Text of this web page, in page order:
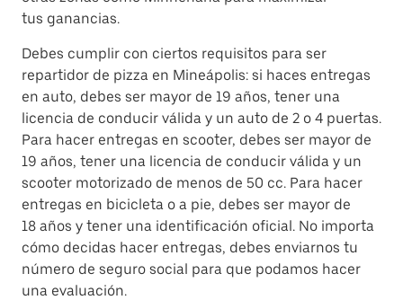
tus ganancias.
Debes cumplir con ciertos requisitos para ser
repartidor de pizza en Mineápolis: si haces entregas
en auto, debes ser mayor de 19 años, tener una
licencia de conducir válida y un auto de 2 o 4 puertas.
Para hacer entregas en scooter, debes ser mayor de
19 años, tener una licencia de conducir válida y un
scooter motorizado de menos de 50 cc. Para hacer
entregas en bicicleta o a pie, debes ser mayor de
18 años y tener una identificación oficial. No importa
cómo decidas hacer entregas, debes enviarnos tu
número de seguro social para que podamos hacer
una evaluación.